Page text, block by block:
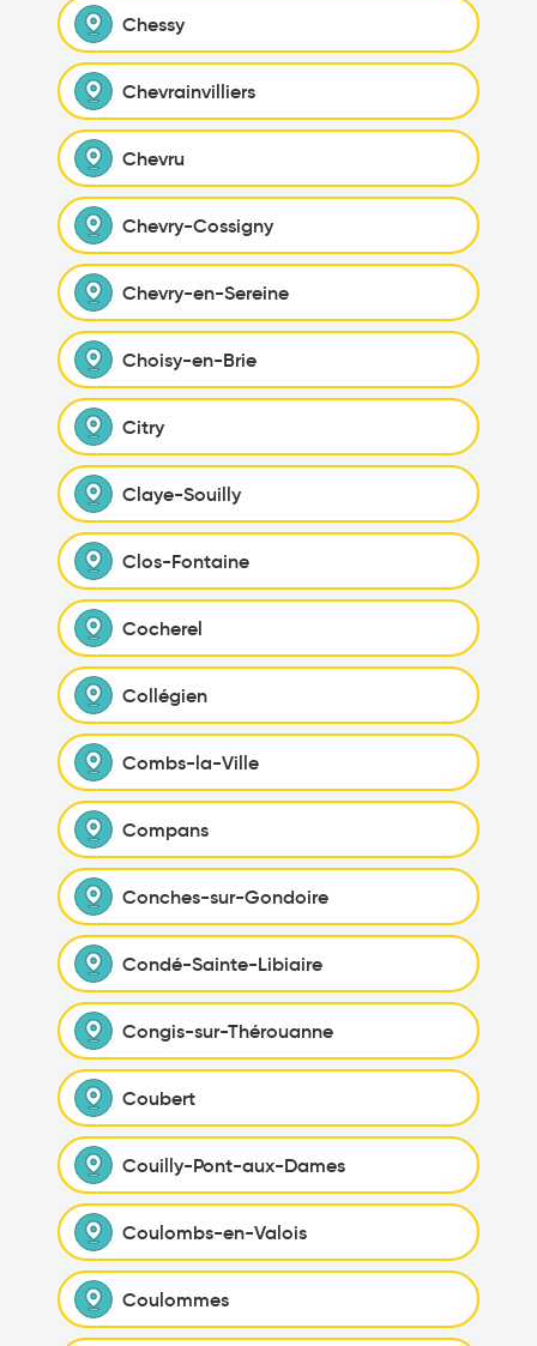
Chessy
Chevrainvilliers
Chevru
Chevry-Cossigny
Chevry-en-Sereine
Choisy-en-Brie
Citry
Claye-Souilly
Clos-Fontaine
Cocherel
Collégien
Combs-la-Ville
Compans
Conches-sur-Gondoire
Condé-Sainte-Libiaire
Congis-sur-Thérouanne
Coubert
Couilly-Pont-aux-Dames
Coulombs-en-Valois
Coulommes